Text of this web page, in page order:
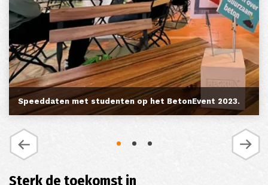
Speeddaten met studenten op het BetonEvent 2023.
Sterk de toekomst in